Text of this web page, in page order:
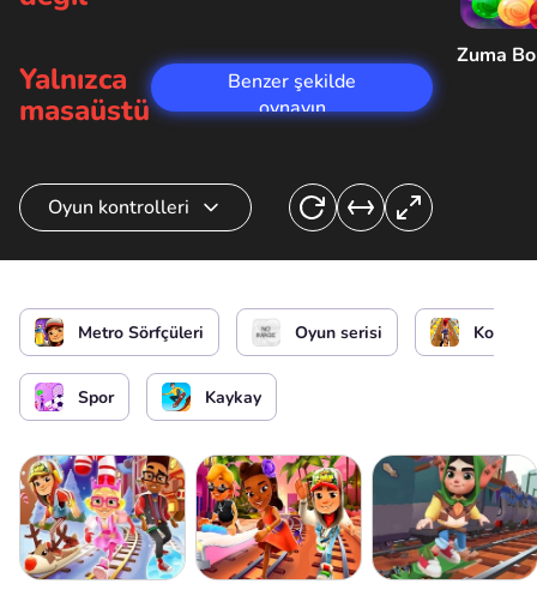
Yalnızca
masaüstü
Benzer şekilde
oynayın
Zuma
Oyun kontrolleri
Sörfçü kontrolü veya veya
Bir uçan kaykay edinin
Metro Sörfçüleri Oyun serisi Koşarak
Spor Kaykay